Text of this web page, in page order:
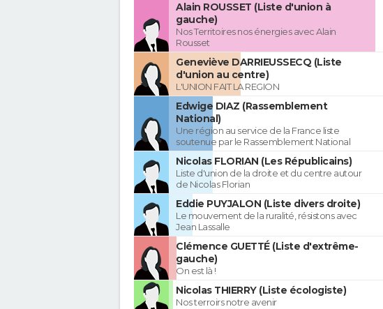
Alain ROUSSET (Liste d'union à
gauche)
Nos Territoires nos énergies avec Alain
Rousset
Geneviève DARRIEUSSECQ (Liste
d'union au centre)
L'UNION FAIT LA REGION
Edwige DIAZ (Rassemblement
National)
Une région au service de la France liste
soutenue par le Rassemblement National
Nicolas FLORIAN (Les Républicains)
Liste d'union de la droite et du centre autour
de Nicolas Florian
Eddie PUYJALON (Liste divers droite)
Le mouvement de la ruralité, résistons avec
Jean Lassalle
Clémence GUETTÉ (Liste d'extrême-
gauche)
On est là !
Nicolas THIERRY (Liste écologiste)
Nos terroirs notre avenir